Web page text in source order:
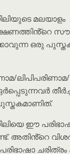
മലയാളം
ഒരു
ലിപിപരിണാമ/
ഈ
അതിൻ്റെ
ചരിത്രം